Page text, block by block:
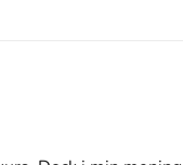
tid. Vi
och
den
på,